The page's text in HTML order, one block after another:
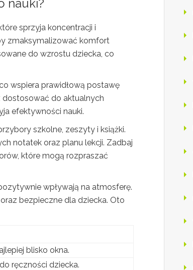
nauki?
sprzyja koncentracji i
zmaksymalizować komfort
do wzrostu dziecka, co
wspiera prawidłową postawę
dostosować do aktualnych
efektywności nauki.
szkolne, zeszyty i książki.
notatek oraz planu lekcji. Zadbaj
które mogą rozpraszać
wpływają na atmosferę.
bezpieczne dla dziecka. Oto
blisko okna.
ręczności dziecka.